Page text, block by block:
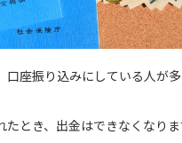
口座振り込みにしている人が
たとき、出金はできなくなり